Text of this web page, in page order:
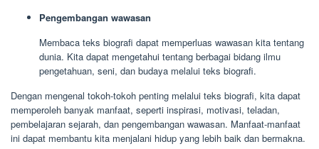
Pengembangan wawasan
Membaca teks biografi dapat memperluas wawasan kita tentang
dunia. Kita dapat mengetahui tentang berbagai bidang ilmu
pengetahuan, seni, dan budaya melalui teks biografi.
Dengan mengenal tokoh-tokoh penting melalui teks biografi, kita dapat
memperoleh banyak manfaat, seperti inspirasi, motivasi, teladan,
pembelajaran sejarah, dan pengembangan wawasan. Manfaat-manfaat
ini dapat membantu kita menjalani hidup yang lebih baik dan bermakna.